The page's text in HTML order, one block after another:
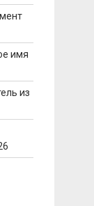
имя
из